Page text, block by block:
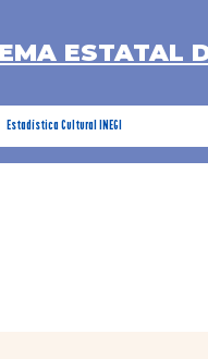
ESTATAL
Estadística Cultural INEGI